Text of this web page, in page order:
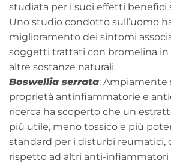
studiata per i suoi effetti benefici
Uno studio condotto sull’uomo
miglioramento dei sintomi
soggetti trattati con bromelina in
altre sostanze naturali.
Boswellia serrata: Ampiamente
proprietà antinfiammatorie e
ricerca ha scoperto che un
più utile, meno tossico e più
standard per i disturbi reumatici,
rispetto ad altri anti-infiammatori